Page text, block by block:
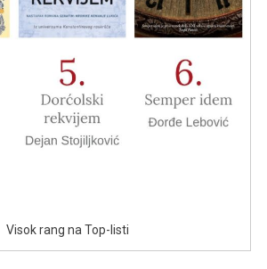
Visok rang na Top-listi